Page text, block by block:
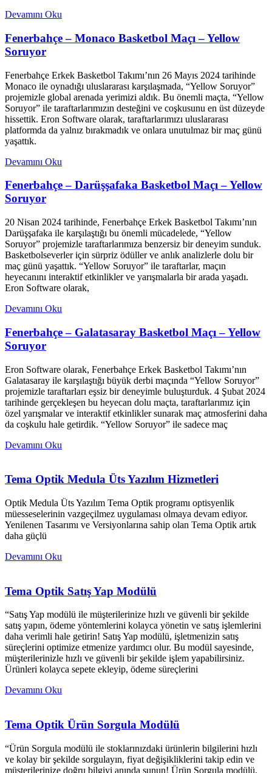
Devamını Oku
Fenerbahçe – Monaco Basketbol Maçı – Yellow
Soruyor
Fenerbahçe Erkek Basketbol Takımı’nın 26 Mayıs 2024 tarihinde
Monaco ile oynadığı uluslararası karşılaşmada, “Yellow Soruyor”
projemizle global arenada yerimizi aldık. Bu önemli maçta, “Yellow
Soruyor” ile taraftarlarımızın desteğini ve coşkusunu en üst düzeyde
hissettik. Eron Software olarak, taraftarlarımızı uluslararası
platformda da yalnız bırakmadık ve onlara unutulmaz bir maç günü
yaşattık.
Devamını Oku
Fenerbahçe – Darüşşafaka Basketbol Maçı – Yellow
Soruyor
20 Nisan 2024 tarihinde, Fenerbahçe Erkek Basketbol Takımı’nın
Darüşşafaka ile karşılaştığı bu önemli mücadelede, “Yellow
Soruyor” projemizle taraftarlarımıza benzersiz bir deneyim sunduk.
Basketbolseverler için sürpriz ödüller ve anlık analizlerle dolu bir
maç günü yaşattık. “Yellow Soruyor” ile taraftarlar, maçın
heyecanını interaktif etkinlikler ve yarışmalarla bir arada yaşadı.
Eron Software olarak,
Devamını Oku
Fenerbahçe – Galatasaray Basketbol Maçı – Yellow
Soruyor
Eron Software olarak, Fenerbahçe Erkek Basketbol Takımı’nın
Galatasaray ile karşılaştığı büyük derbi maçında “Yellow Soruyor”
projemizle taraftarları eşsiz bir deneyimle buluşturduk. 4 Şubat 2024
tarihinde gerçekleşen bu heyecan dolu maçta, taraftarlarımız için
özel yarışmalar ve interaktif etkinlikler sunarak maç atmosferini daha
da coşkulu hale getirdik. “Yellow Soruyor” ile sadece maç
Devamını Oku
Tema Optik Medula Üts Yazılım Hizmetleri
Optik Medula Üts Yazılım Tema Optik programı optisyenlik
müesseselerinin vazgeçilmez uygulaması olmaya devam ediyor.
Yenilenen Tasarımı ve Versiyonlarına sahip olan Tema Optik artık
daha güçlü
Devamını Oku
Tema Optik Satış Yap Modülü
“Satış Yap modülü ile müşterilerinize hızlı ve güvenli bir şekilde
satış yapın, ödeme yöntemlerini kolayca yönetin ve satış işlemlerini
daha verimli hale getirin! Satış Yap modülü, işletmenizin satış
süreçlerini optimize etmenize yardımcı olur. Bu modül sayesinde,
müşterilerinizle hızlı ve güvenli bir şekilde işlem yapabilirsiniz.
Ürünleri kolayca sepete ekleyip, ödeme süreçlerini
Devamını Oku
Tema Optik Ürün Sorgula Modülü
“Ürün Sorgula modülü ile stoklarınızdaki ürünlerin bilgilerini hızlı
ve kolay bir şekilde sorgulayın, fiyat değişikliklerini takip edin ve
müşterilerinize doğru bilgiyi anında sunun! Ürün Sorgula modülü,